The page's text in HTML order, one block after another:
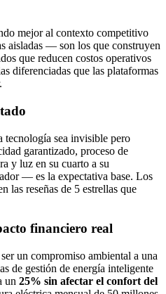
mejor al contexto competitivo
aisladas — son los que construyen
que reducen costos operativos
diferenciadas que las plataformas
tecnología sea invisible pero
garantizado, proceso de
y luz en su cuarto a su
— es la expectativa base. Los
las reseñas de 5 estrellas que
financiero real
un compromiso ambiental a una
de gestión de energía inteligente
un 25% sin afectar el confort del